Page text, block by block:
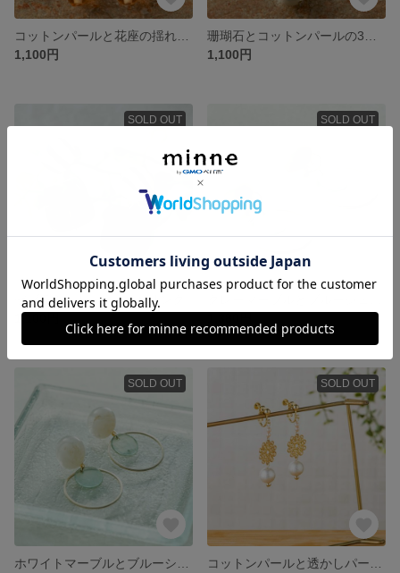
1,100円
1,100円
SOLD OUT
ゼブラ&グリーン☆イヤリング
1,100円
SOLD OUT
SOLD OUT SOLD OUT